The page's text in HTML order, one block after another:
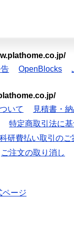
OpenBlocks
いて
見積書・
特定商取引法に
研費払い取引のご
ご注文の取り消し
ページ